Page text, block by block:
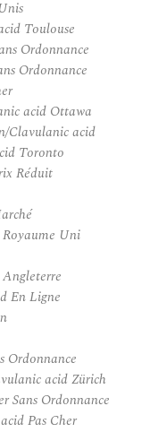
Toulouse
Ordonnance
Ordonnance
acid Ottawa
Clavulanic acid
Toronto
Réduit
Uni
En Ligne
Ordonnance
acid Zürich
Sans Ordonnance
Pas Cher